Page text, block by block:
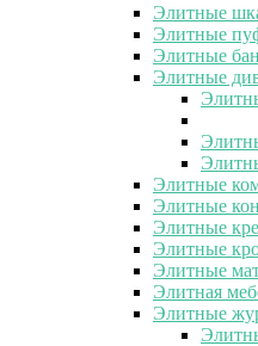
Элитные
Элитные
Элитные
Элитные
Элитные
Элитные
Элитные
Элитные
Элитные
Элитная
Элитные